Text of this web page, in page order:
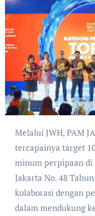
Melalui JWH, PAM JAYA juga mendorong
tercapainya target
minum perpipaan di
Jakarta No. 48
kolaborasi dengan
dalam mendukung